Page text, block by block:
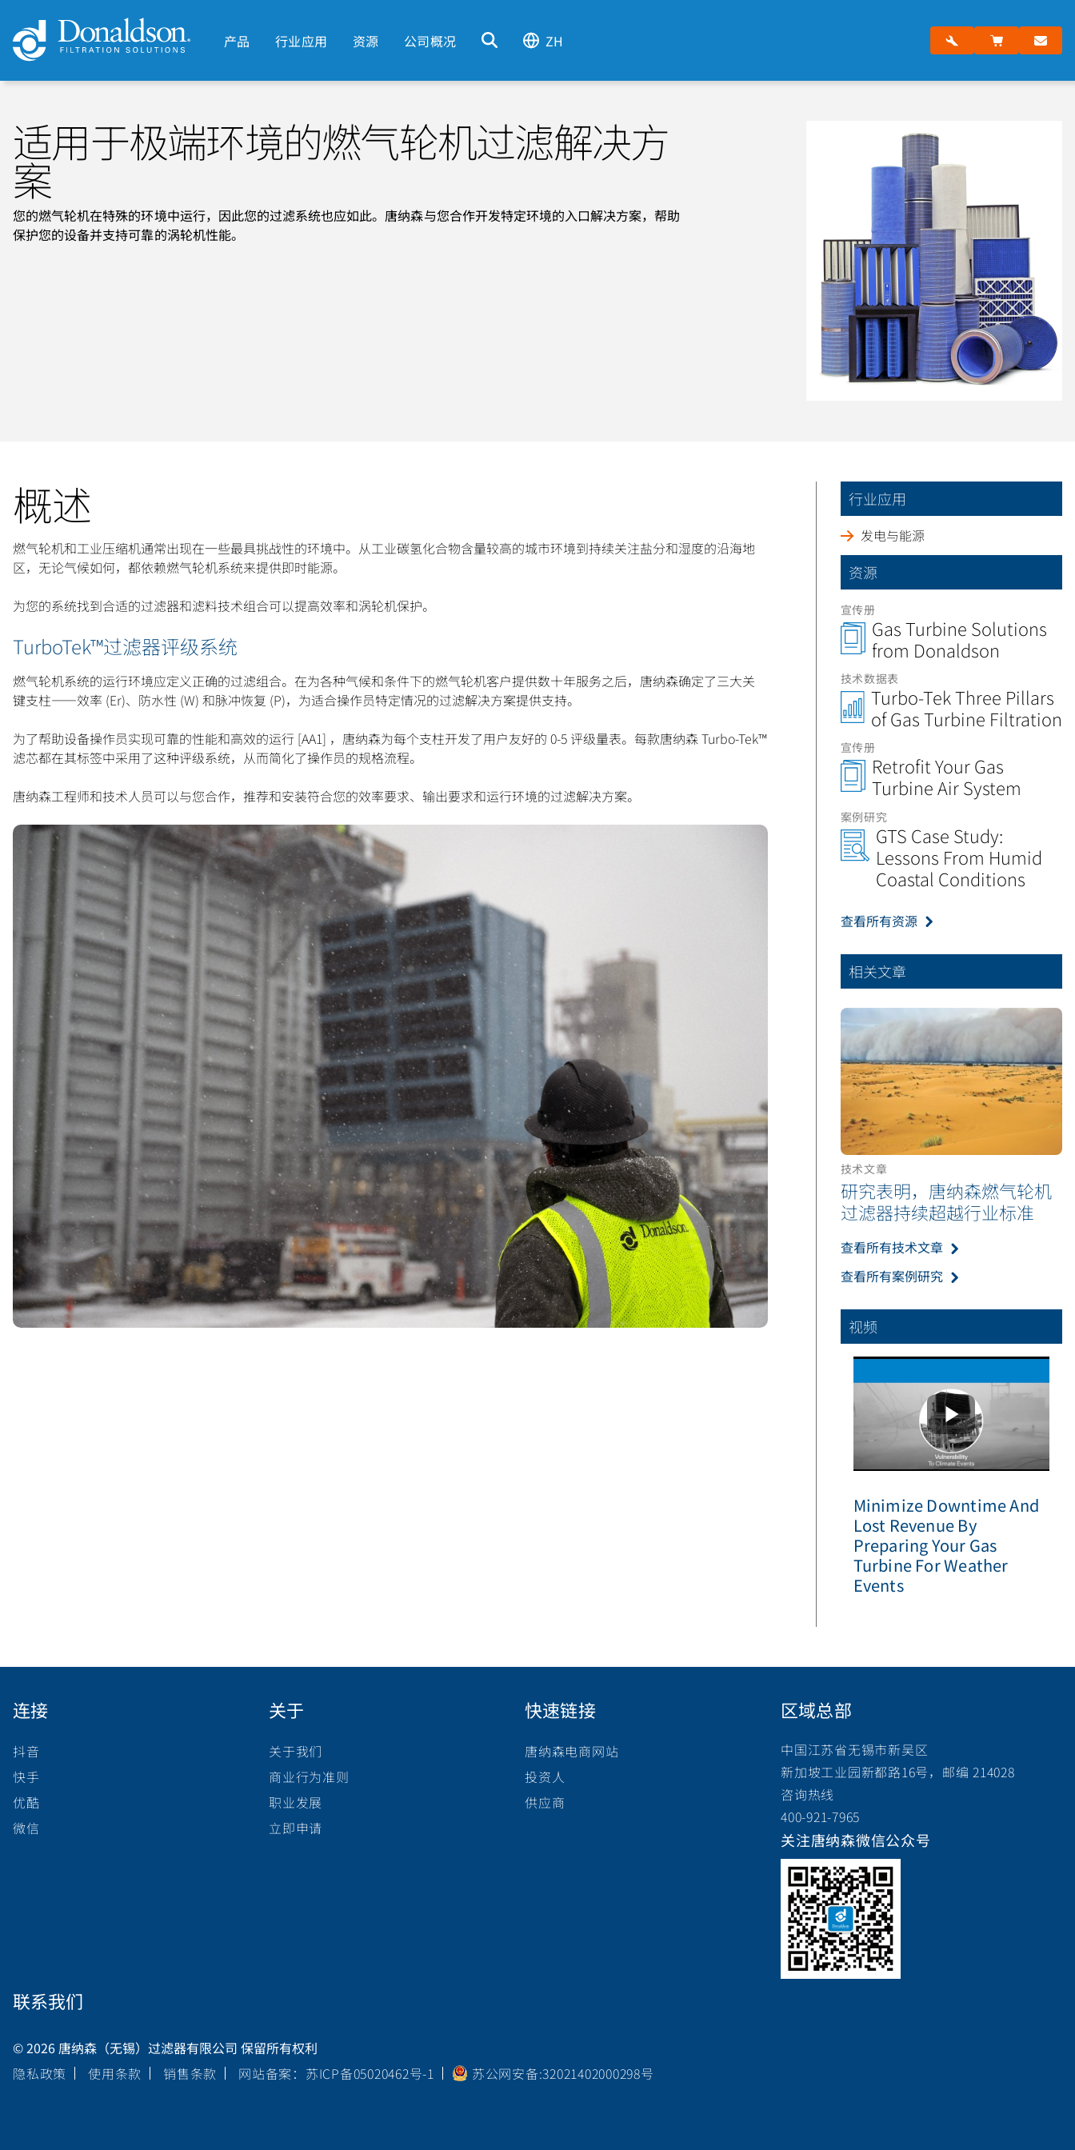
产品 行业应用 资源 公司概况 ZH
适用于极端环境的燃气轮机过滤解决方
案
您的燃气轮机在特殊的环境中运行，因此您的过滤系统也应如此。唐纳森与您合作开发特定环境的入口解决方案，帮助
保护您的设备并支持可靠的涡轮机性能。
概述
燃气轮机和工业压缩机通常出现在一些最具挑战性的环境中。从工业碳氢化合物含量较高的城市环境到持续关注盐分和湿度的沿海地
区，无论气候如何，都依赖燃气轮机系统来提供即时能源。
为您的系统找到合适的过滤器和滤料技术组合可以提高效率和涡轮机保护。
TurboTek™过滤器评级系统
燃气轮机系统的运行环境应定义正确的过滤组合。在为各种气候和条件下的燃气轮机客户提供数十年服务之后，唐纳森确定了三大关
键支柱——效率 (Er)、防水性 (W) 和脉冲恢复 (P)，为适合操作员特定情况的过滤解决方案提供支持。
为了帮助设备操作员实现可靠的性能和高效的运行 [AA1] ，唐纳森为每个支柱开发了用户友好的 0-5 评级量表。每款唐纳森 Turbo-Tek™
滤芯都在其标签中采用了这种评级系统，从而简化了操作员的规格流程。
唐纳森工程师和技术人员可以与您合作，推荐和安装符合您的效率要求、输出要求和运行环境的过滤解决方案。
行业应用
发电与能源
资源
宣传册
Gas Turbine Solutions
from Donaldson
技术数据表
Turbo-Tek Three Pillars
of Gas Turbine Filtration
宣传册
Retrofit Your Gas
Turbine Air System
案例研究
GTS Case Study:
Lessons From Humid
Coastal Conditions
查看所有资源
相关文章
技术文章
研究表明，唐纳森燃气轮机
过滤器持续超越行业标准
查看所有技术文章
查看所有案例研究
视频
Minimize Downtime And
Lost Revenue By
Preparing Your Gas
Turbine For Weather
Events
连接
抖音
快手
优酷
微信
关于
关于我们
商业行为准则
职业发展
立即申请
快速链接
唐纳森电商网站
投资人
供应商
区域总部
中国江苏省无锡市新吴区
新加坡工业园新都路16号，邮编 214028
咨询热线
400-921-7965
关注唐纳森微信公众号
联系我们
© 2026 唐纳森（无锡）过滤器有限公司 保留所有权利
隐私政策
使用条款 销售条款 网站备案：苏ICP备05020462号-1 苏公网安备:32021402000298号